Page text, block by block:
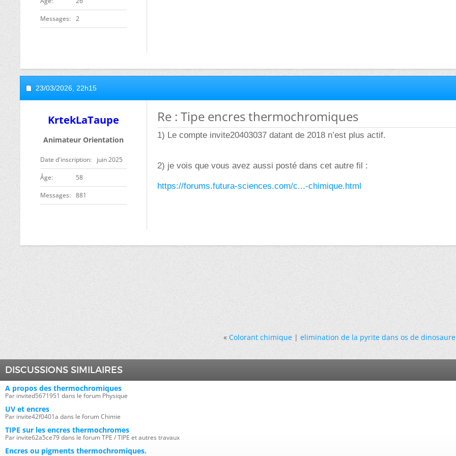
Messages 2
23/03/2026, 22h15
KrtekLaTaupe
Animateur Orientation
Date d'inscription juin 2025
ge 58
Messages 881
Re : Tipe encres thermochromiques
1) Le compte invite20403037 datant de 2018 n’est plus actif.
2) je vois que vous avez aussi posté dans cet autre fil :
https://forums.futura-sciences.com/c...-chimique.html
« Colorant chimique|elimination de la pyrite dans os de dinosaure
DISCUSSIONS SIMILAIRES
A propos des thermochromiques
Par invited5671951 dans le forum Physique
UV et encres
Par invite42f0401a dans le forum Chimie
TIPE sur les encres thermochromes
Par invite62a5ce79 dans le forum TPE / TIPE et autres travaux
Encres ou pigments thermochromiques.